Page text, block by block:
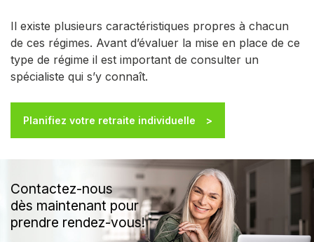
Il existe plusieurs caractéristiques propres à chacun
de ces régimes. Avant d’évaluer la mise en place de ce
type de régime il est important de consulter un
spécialiste qui s’y connaît.
Planifiez votre retraite individuelle
Contactez-nous
dès maintenant pour
prendre rendez-vous!